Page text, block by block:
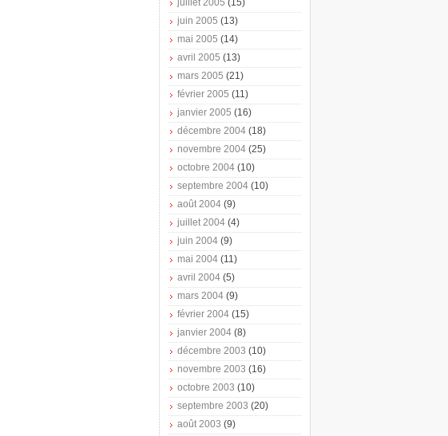
juillet 2005 (15)
juin 2005 (13)
mai 2005 (14)
avril 2005 (13)
mars 2005 (21)
février 2005 (11)
janvier 2005 (16)
décembre 2004 (18)
novembre 2004 (25)
octobre 2004 (10)
septembre 2004 (10)
août 2004 (9)
juillet 2004 (4)
juin 2004 (9)
mai 2004 (11)
avril 2004 (5)
mars 2004 (9)
février 2004 (15)
janvier 2004 (8)
décembre 2003 (10)
novembre 2003 (16)
octobre 2003 (10)
septembre 2003 (20)
août 2003 (9)